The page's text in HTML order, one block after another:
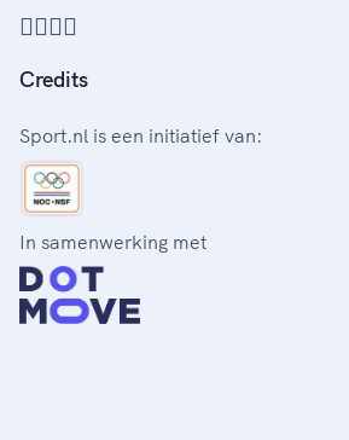
Credits
Sport.nl is een initiatief van:
In samenwerking met